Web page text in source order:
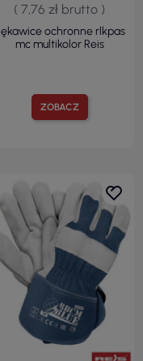
ZOBACZ
( 7,76 zł brutto )
ochronne rlkpas
mc multikolor Reis